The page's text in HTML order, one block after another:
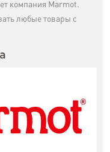
компания Marmot.
любые товары с